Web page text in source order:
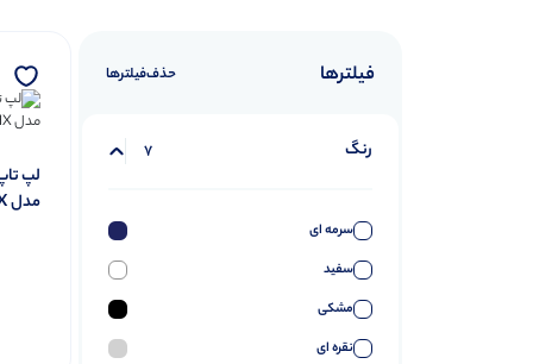
فیلترها حذف‌فیلتر‌ها
رنگ 7
سرمه ای
سفید
مشکی
نقره ای
مدل i5-12450HX